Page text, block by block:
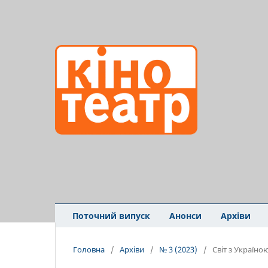
Поточний випуск Анонси Архіви
Головна / Архіви / № 3 (2023) / Світ з